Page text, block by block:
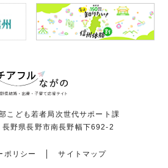
こども若者局次世代サポート課
野県長野市南長野幅下692-2
ポリシー サイトマップ